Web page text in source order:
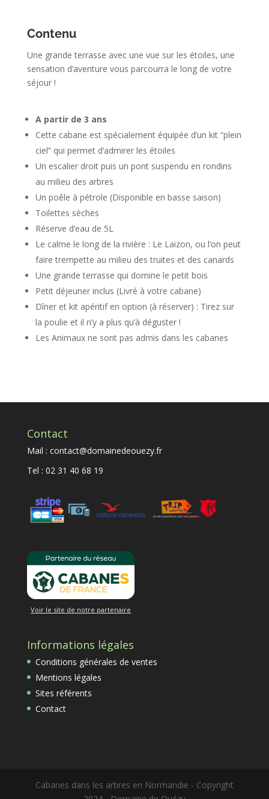
Contenu
Une grande terrasse avec une vue sur les étoiles, une
sensation d’aventure vous parcourra le long de votre
séjour !
A partir de 3 ans
Cette cabane est spécialement équipée d’un kit “plein
ciel” qui permet d’admirer les étoiles
Un escalier droit puis un pont suspendu en rondins
au milieu des arbres
Un poêle à pétrole (Disponible en basse saison)
Toilettes sèches
Réserve d’eau de 5L
Le calme le long de la rivière : Le Laizon, ou l’on peut
faire trempette au milieu des truites et des canards
Une grande terrasse qui domine le petit bois
Petit déjeuner inclus (Livré à votre cabane)
Dîner et kit apéritif en option (à réserver) : Tirez sur
la poulie et il n’y a plus qu’à déguster !
Les Animaux ne sont pas admis dans les cabanes
Contact
Mail : contact@domainedeouezy.fr
Tel : 02 31 40 68 19
Voir le site de notre partenaire
Informations légales
Conditions générales de ventes
Mentions légales
Sites référents
Contact
Cabanes dans les arbres en Normandie - Copyright